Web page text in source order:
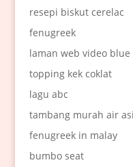
resepi biskut cerelac
fenugreek
laman web video blue
topping kek coklat
lagu abc
tambang murah air
fenugreek in malay
bumbo seat